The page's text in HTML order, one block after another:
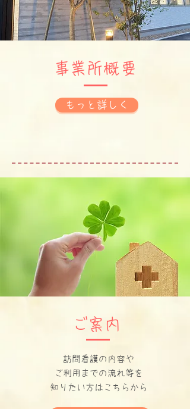
​事業所概要
もっと詳しく
​ご案内
訪問看護の内容や
ご利用までの流れ等を
​知りたい方はこちらから